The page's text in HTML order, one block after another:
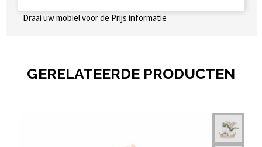
Draai uw mobiel voor de Prijs informatie
GERELATEERDE PRODUCTEN